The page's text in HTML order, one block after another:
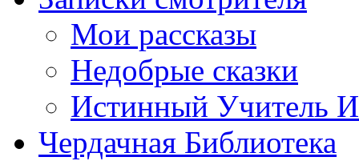
Мои рассказы
Недобрые сказки
Истинный Учитель
Чердачная Библиотека